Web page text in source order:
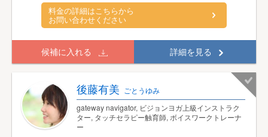
料金の詳細はこちらから
お問い合わせください
候補に入れる 詳細を見る
後藤有美 ごとうゆみ
gateway navigator, ビジョンヨガ上級インストラク
ター, タッチセラピー触育師, ボイスワークトレーナ
ー